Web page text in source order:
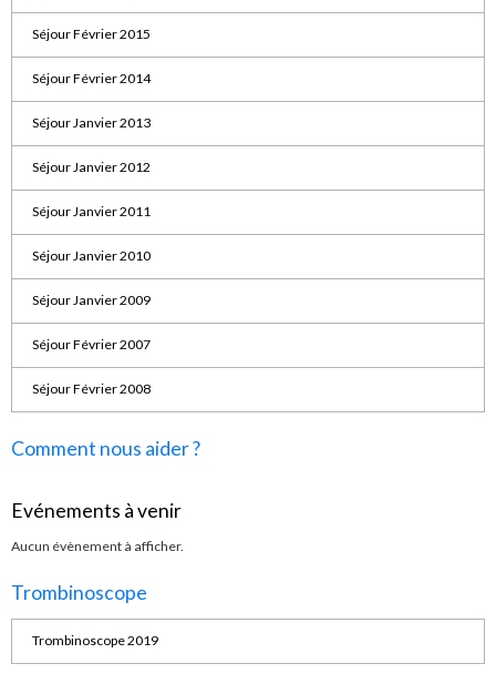
Séjour Février 2015
Séjour Février 2014
Séjour Janvier 2013
Séjour Janvier 2012
Séjour Janvier 2011
Séjour Janvier 2010
Séjour Janvier 2009
Séjour Février 2007
Séjour Février 2008
Comment nous aider ?
Evénements à venir
Aucun évènement à afficher.
Trombinoscope
Trombinoscope 2019